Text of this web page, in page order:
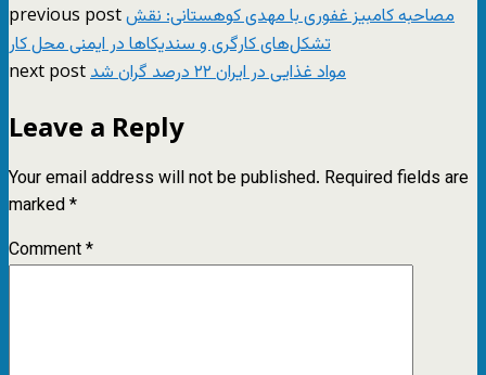
previous postمصاحبه کامبیز غفوری با مهدی کوهستانی: نقش
تشکل‌های کارگری و سندیکاها در ایمنی محل کار
next post مواد غذایی در ایران ۲۲ درصد گران شد
Leave a Reply
Your email address will not be published. Required fields are
marked*
Comment*